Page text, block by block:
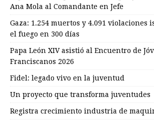
Ana Mola al Comandante en Jefe
Gaza: 1.254 muertos y 4.091 violaciones
el fuego en 300 días
Papa León XIV asistió al Encuentro de
Franciscanos 2026
Fidel: legado vivo en la juventud
Un proyecto que transforma juventudes
Registra crecimiento industria de